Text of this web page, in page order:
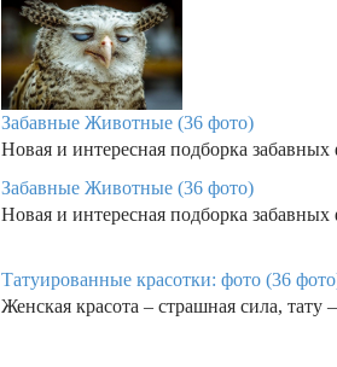
Забавные Животные (36 фото)
Новая и интересная подборка
Забавные Животные (36 фото)
Новая и интересная подборка
Татуированные красотки: фото (36
Женская красота – страшная сила,